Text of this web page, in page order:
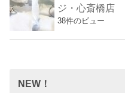
ジ・心斎橋店
38件のビュー
NEW！